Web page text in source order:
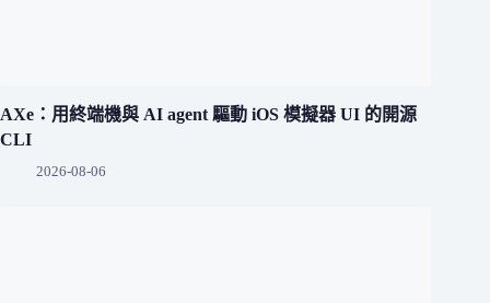
AXe：用終端機與 AI agent 驅動 iOS 模擬器 UI 的開源
CLI
2026-08-06